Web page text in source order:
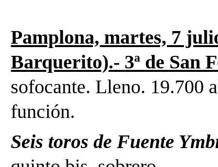
Pamplona, martes, 7
Barquerito).- 3ª de San
sofocante. Lleno. 19.700
función.
Seis toros de Fuente